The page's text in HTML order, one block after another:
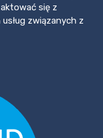
się z
związanych z